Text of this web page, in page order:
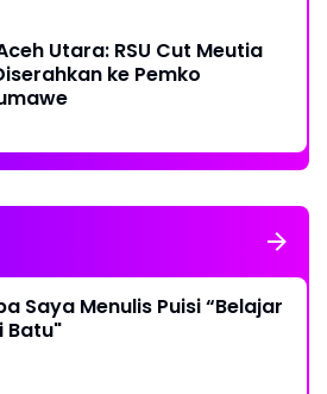
Utara: RSU Cut Meutia
ke Pemko
Menulis Puisi “Belajar
Batu"